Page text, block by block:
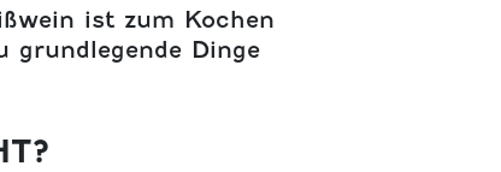
ist zum Kochen
grundlegende Dinge